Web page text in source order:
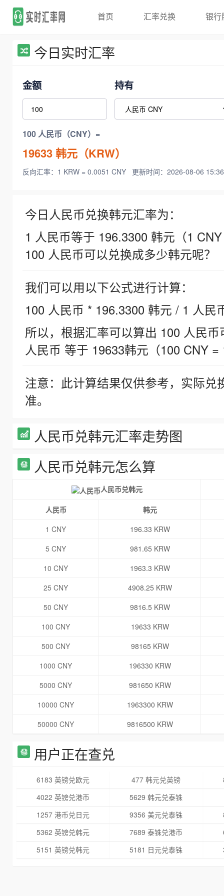
首页 汇率兑换 银行
今日实时汇率
金额 持有
100 人民币（CNY）=
19633韩元（KRW）
反向汇率：1 KRW = 0.0051 CNY 更新时间：2026-08-06
今日人民币兑换韩元汇率为：
1 人民币等于 196.3300 韩元（1
100 人民币可以兑换成多少韩元呢？
我们可以用以下公式进行计算：
100 人民币 * 196.3300 韩元 / 1 人民
所以，根据汇率可以算出 100 人民
人民币 等于 19633韩元（100 CNY =
注意：此计算结果仅供参考，实际
准。
人民币兑韩元汇率走势图
人民币兑韩元怎么算
人民币兑韩元
人民币
韩元
1 CNY
196.33 KRW
5 CNY
981.65 KRW
10 CNY
1963.3 KRW
25 CNY
4908.25 KRW
50 CNY
9816.5 KRW
100 CNY
19633 KRW
500 CNY
98165 KRW
1000 CNY
196330 KRW
5000 CNY
981650 KRW
10000 CNY
1963300 KRW
50000 CNY
9816500 KRW
用户正在查兑
6183 英镑兑欧元 477 韩元兑英镑
4022 英镑兑港币
5629 韩元兑泰铢
1257 港币兑日元
9356 美元兑泰铢
5362 英镑兑韩元
7689 泰铢兑港币
5151 英镑兑韩元
5181 日元兑泰铢